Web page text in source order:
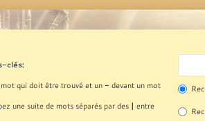
clés:
mot qui doit être trouvé et un - devant un mot
une suite de mots séparés par des | entre